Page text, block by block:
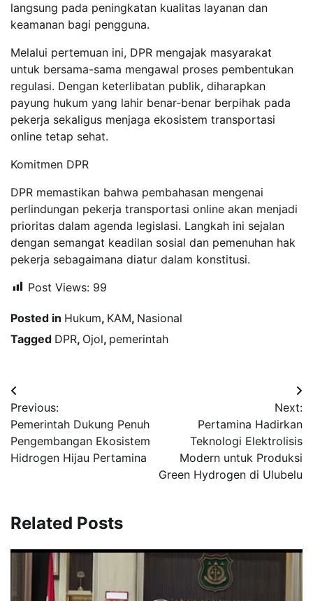
langsung pada peningkatan kualitas layanan dan
keamanan bagi pengguna.
Melalui pertemuan ini, DPR mengajak masyarakat
untuk bersama-sama mengawal proses pembentukan
regulasi. Dengan keterlibatan publik, diharapkan
payung hukum yang lahir benar-benar berpihak pada
pekerja sekaligus menjaga ekosistem transportasi
online tetap sehat.
Komitmen DPR
DPR memastikan bahwa pembahasan mengenai
perlindungan pekerja transportasi online akan menjadi
prioritas dalam agenda legislasi. Langkah ini sejalan
dengan semangat keadilan sosial dan pemenuhan hak
pekerja sebagaimana diatur dalam konstitusi.
Post Views: 99
Posted in Hukum, KAM, Nasional
Tagged DPR, Ojol, pemerintah
Navigasi
pos
Previous:
Pemerintah Dukung Penuh
Pengembangan Ekosistem
Hidrogen Hijau Pertamina
Next:
Pertamina Hadirkan
Teknologi Elektrolisis
Modern untuk Produksi
Green Hydrogen di Ulubelu
Related Posts